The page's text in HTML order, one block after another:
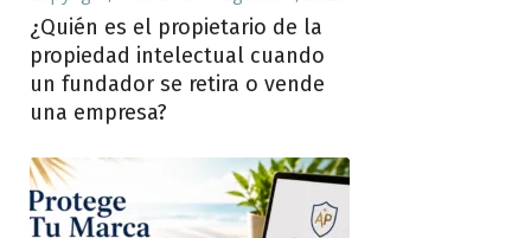
¿Quién es el propietario de la
propiedad intelectual cuando
un fundador se retira o vende
una empresa?